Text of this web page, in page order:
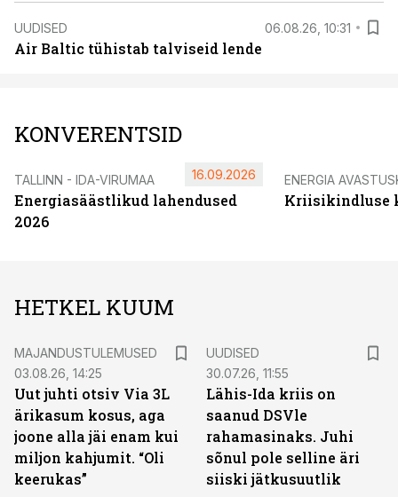
UUDISED 06.08.26, 10:31
Air Baltic tühistab talviseid lende
KONVERENTSID
TALLINN - IDA-VIRUMAA
Energiasäästlikud lahendused
2026
16.09.2026 ENERGIA
Kriisikindluse
HETKEL KUUM
MAJANDUSTULEMUSED
03.08.26, 14:25
Uut juhti otsiv Via 3L
ärikasum kosus, aga
joone alla jäi enam kui
miljon kahjumit. “Oli
keerukas”
UUDISED
30.07.26, 11:55
Lähis-Ida kriis on
saanud DSVle
rahamasinaks. Juhi
sõnul pole selline äri
siiski jätkusuutlik